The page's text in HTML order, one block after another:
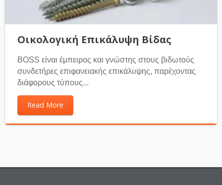
Οικολογική Επικάλυψη Βίδας
BOSS είναι έμπειρος και γνώστης στους βιδωτούς
συνδετήρες επιφανειακής επικάλυψης, παρέχοντας
διάφορους τύπους...
Read More